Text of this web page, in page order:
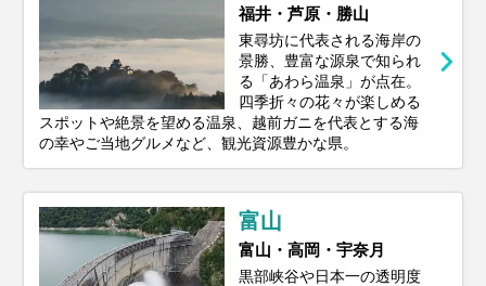
福井・芦原・勝山
東尋坊に代表される海岸の
景勝、豊富な源泉で知られ
る「あわら温泉」が点在。
四季折々の花々が楽しめる
スポットや絶景を望める温泉、越前ガニを代表とする海
の幸やご当地グルメなど、観光資源豊かな県。
富山
富山・高岡・宇奈月
黒部峡谷や日本一の透明度